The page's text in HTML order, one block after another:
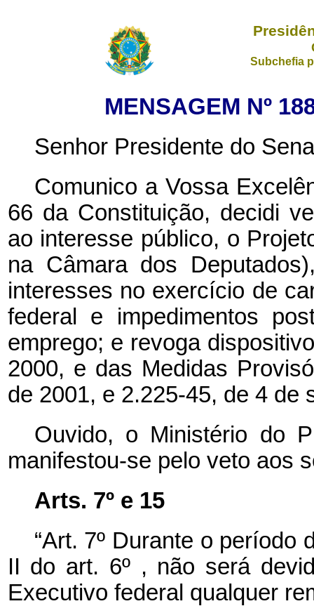
Subchefia
MENSAGEM Nº
Senhor Presidente do
Comunico a Vossa
66 da Constituição, decidi
ao interesse público, o
na Câmara dos
interesses no exercício de
federal e impedimentos
emprego; e revoga
2000, e das Medidas
de 2001, e 2.225-45, de 4 de
Ouvido, o Ministério do
manifestou-se pelo veto aos
Arts. 7º e 15
“Art. 7º Durante o período
II do art. 6º , não será
Executivo federal qualquer